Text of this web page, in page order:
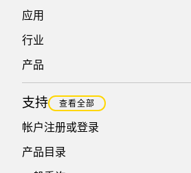
应用
行业
产品
支持 查看全部
帐户注册或登录
产品目录